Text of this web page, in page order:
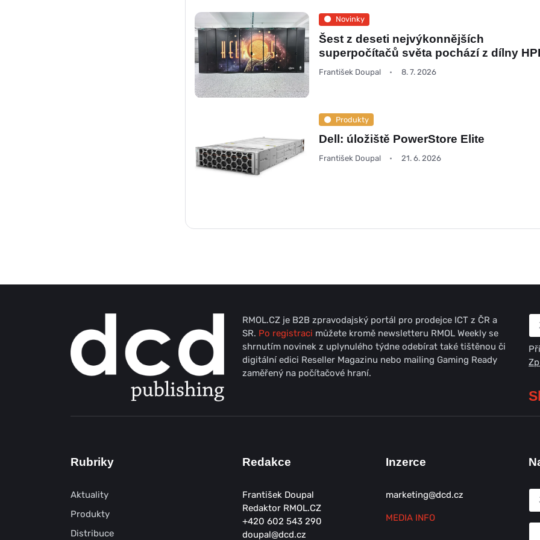
Novinky
Šest z deseti nejvýkonnějších
superpočítačů světa pochází z dílny
František Doupal 8. 7. 2026
Produkty
Dell: úložiště PowerStore Elite
František Doupal 21. 6. 2026
RMOL.CZ je B2B zpravodajský portál pro prodejce ICT z ČR a
SR. Po registraci můžete kromě newsletteru RMOL Weekly se
shrnutím novinek z uplynulého týdne odebírat také tištěnou či
digitální edici Reseller Magazinu nebo mailing Gaming Ready
zaměřený na počítačové hraní.
Rubriky
Aktuality
Produkty
Distribuce
Redakce
František Doupal
Redaktor RMOL.CZ
+420 602 543 290
doupal@dcd.cz
Inzerce
marketing@dcd.cz
MEDIA INFO